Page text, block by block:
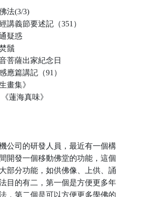
法(3/3)
講義節要述記（351 ）
疑惑
鬚
菩薩出家紀念日
應篇講記（91 ）
畫集》
《蓮海真味》
公司的研發人員，最近有一個構
開發一個移動佛堂的功能，這個
部分功能，如供佛像、上供、誦
目的有二，第一個是方便更多年
，第二個是可以方便更多學佛的